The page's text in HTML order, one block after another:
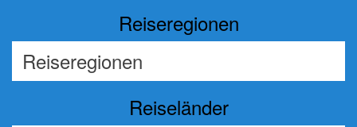
Reiseregionen
Reiseländer